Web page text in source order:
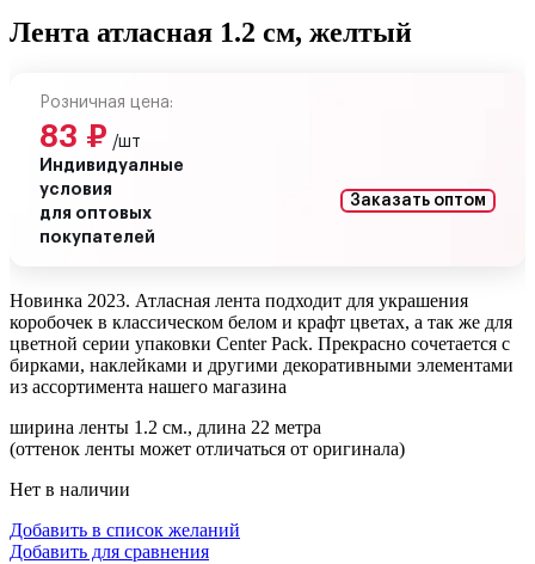
Лента атласная 1.2 см, желтый
Розничная цена:
83 ₽ /шт
Индивидуалные
условия
для оптовых
покупателей
Заказать оптом
Новинка 2023. Атласная лента подходит для украшения
коробочек в классическом белом и крафт цветах, а так же для
цветной серии упаковки Center Pack. Прекрасно сочетается с
бирками, наклейками и другими декоративными элементами
из ассортимента нашего магазина
ширина ленты 1.2 см., длина 22 метра
(оттенок ленты может отличаться от оригинала)
Нет в наличии
Добавить в список желаний
Добавить для сравнения